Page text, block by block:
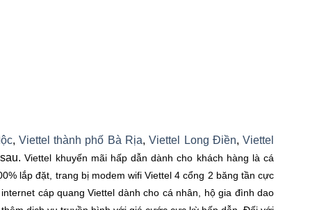
, Viettel thành phố Bà Rịa,Viettel Long Điền,Viettel
sau.Viettel khuyến mãi hấp dẫn dành cho khách hàng là cá
lắp đặt, trang bị modem wifi Viettel 4 cổng 2 băng tần cực
cáp quang Viettel dành cho cá nhân, hộ gia đình dao